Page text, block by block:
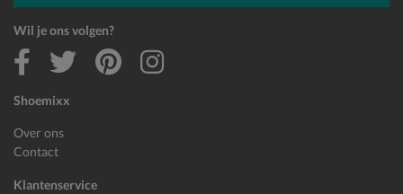
Shoemixx
Over ons
Contact
Klantenservice
Wil je ons volgen?